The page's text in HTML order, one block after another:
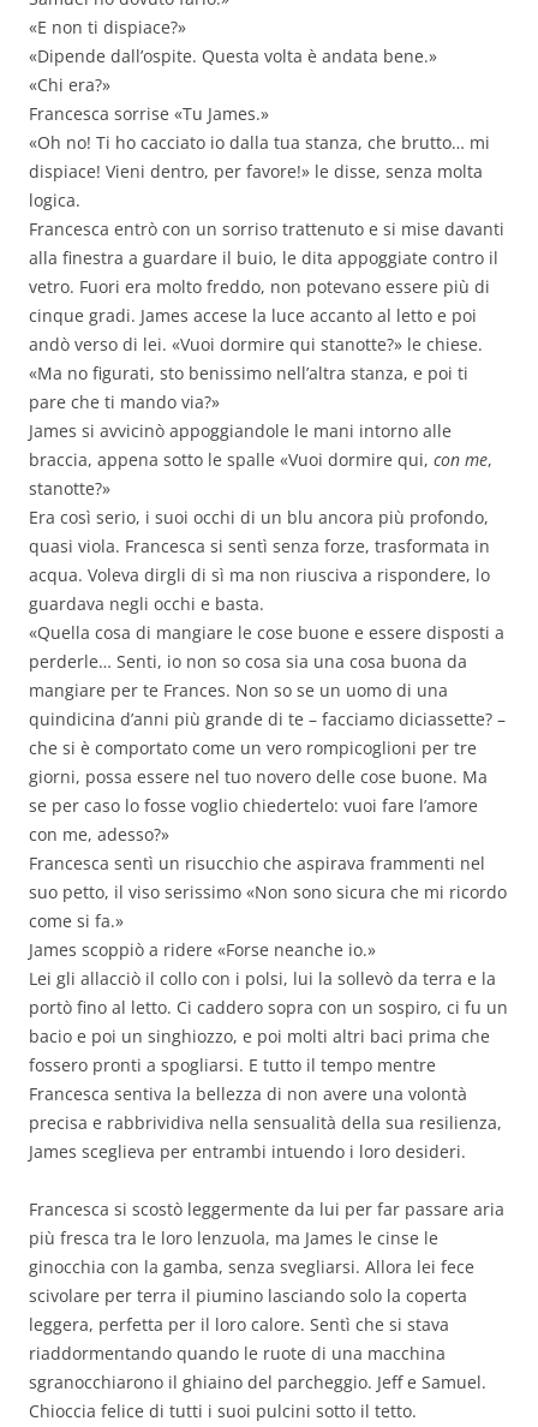
«E non ti dispiace?»
«Dipende dall’ospite. Questa volta è andata bene.»
«Chi era?»
Francesca sorrise «Tu James.»
«Oh no! Ti ho cacciato io dalla tua stanza, che brutto… mi
dispiace! Vieni dentro, per favore!» le disse, senza molta
logica.
Francesca entrò con un sorriso trattenuto e si mise davanti
alla finestra a guardare il buio, le dita appoggiate contro il
vetro. Fuori era molto freddo, non potevano essere più di
cinque gradi. James accese la luce accanto al letto e poi
andò verso di lei. «Vuoi dormire qui stanotte?» le chiese.
«Ma no figurati, sto benissimo nell’altra stanza, e poi ti
pare che ti mando via?»
James si avvicinò appoggiandole le mani intorno alle
braccia, appena sotto le spalle «Vuoi dormire qui, con me,
stanotte?»
Era così serio, i suoi occhi di un blu ancora più profondo,
quasi viola. Francesca si sentì senza forze, trasformata in
acqua. Voleva dirgli di sì ma non riusciva a rispondere, lo
guardava negli occhi e basta.
«Quella cosa di mangiare le cose buone e essere disposti a
perderle… Senti, io non so cosa sia una cosa buona da
mangiare per te Frances. Non so se un uomo di una
quindicina d’anni più grande di te – facciamo diciassette? –
che si è comportato come un vero rompicoglioni per tre
giorni, possa essere nel tuo novero delle cose buone. Ma
se per caso lo fosse voglio chiedertelo: vuoi fare l’amore
con me, adesso?»
Francesca sentì un risucchio che aspirava frammenti nel
suo petto, il viso serissimo «Non sono sicura che mi ricordo
come si fa.»
James scoppiò a ridere «Forse neanche io.»
Lei gli allacciò il collo con i polsi, lui la sollevò da terra e la
portò fino al letto. Ci caddero sopra con un sospiro, ci fu un
bacio e poi un singhiozzo, e poi molti altri baci prima che
fossero pronti a spogliarsi. E tutto il tempo mentre
Francesca sentiva la bellezza di non avere una volontà
precisa e rabbrividiva nella sensualità della sua resilienza,
James sceglieva per entrambi intuendo i loro desideri.
Francesca si scostò leggermente da lui per far passare aria
più fresca tra le loro lenzuola, ma James le cinse le
ginocchia con la gamba, senza svegliarsi. Allora lei fece
scivolare per terra il piumino lasciando solo la coperta
leggera, perfetta per il loro calore. Sentì che si stava
riaddormentando quando le ruote di una macchina
sgranocchiarono il ghiaino del parcheggio. Jeff e Samuel.
Chioccia felice di tutti i suoi pulcini sotto il tetto.